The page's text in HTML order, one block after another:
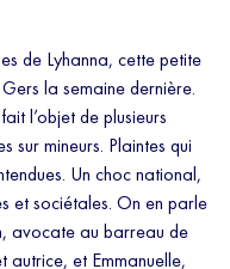
de Lyhanna, cette petite
la semaine dernière.
l’objet de plusieurs
sur mineurs. Plaintes qui
Un choc national,
et sociétales. On en parle
avocate au barreau de
autrice, et Emmanuelle,